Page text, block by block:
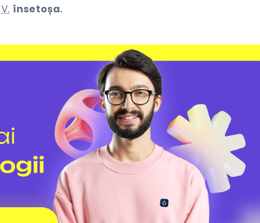
V. însetoșa.